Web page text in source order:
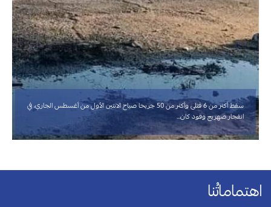
سقط أكثر من 6 قتلى وأكثر من 50 جريحا صباح الاثنين الأول من أغسطس الجاري، في
انفجار صهريج وقود كان…
اهتماماتُنا